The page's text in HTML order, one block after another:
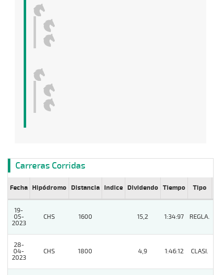
Carreras Corridas
Fecha Hipódromo Distancia Indice Dividendo Tiempo Tipo
19-
05-
2023
CHS 1600 15,2 1:34:97 REGLA.
28-
04-
2023
CHS 1800 4,9 1:46:12 CLASI.